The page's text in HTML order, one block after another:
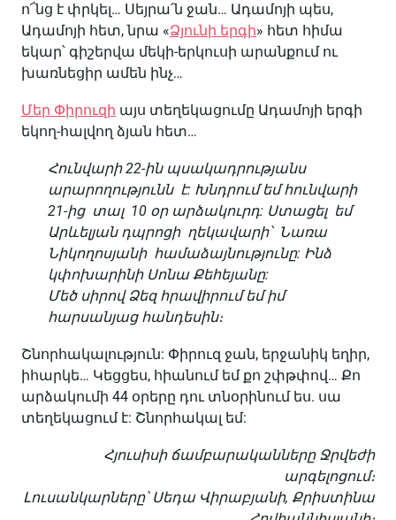
ո՜նց է փրկել… Սեյրա՛ն ջան… Ադամոյի պես,
Ադամոյի հետ, նրա «Ձյունի երգի» հետ հիմա
եկար՝ գիշերվա մեկի-երկուսի արանքում ու
խառնեցիր ամեն ինչ…
Մեր Փիրուզի այս տեղեկացումը Ադամոյի երգի
եկող-հալվող ձյան հետ…
Հունվարի 22-ին պսակադրությանս
արարողությունն է: Խնդրումեմհունվարի
21-ից տալ 10 օր արձակուրդ: Ստացել եմ
Արևելյան դպրոցի ղեկավարի՝ Նառա
Նիկողոսյանի համաձայնությունը: Ինձ
կփոխարինի ՍոնաՔեհեյանը:
Մեծ սիրով Ձեզ հրավիրումեմիմ
հարսանյաց հանդեսին։
Շնորհակալություն: Փիրուզ ջան, երջանիկ եղիր,
իհարկե… Կեցցես, հիանում եմ քո շփթփով… Քո
արձակումի 44 օրերը դու տնօրինում ես. սա
տեղեկացում է: Շնորհակալ եմ:
Հյուսիսի ճամբարականները Ջրվեժի
արգելոցում։
Լուսանկարները՝ Սեդա Վիրաբյանի, Քրիստինա